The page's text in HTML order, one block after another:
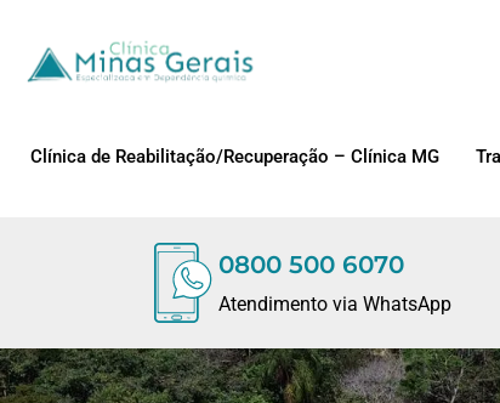
Clínica de Reabilitação/Recuperação – Clínica MG
0800 500 6070
Atendimento via WhatsApp